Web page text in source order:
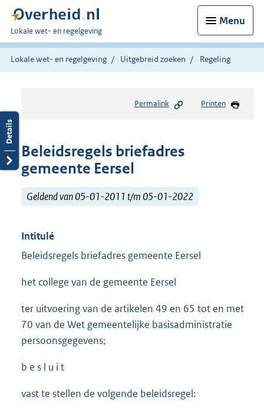
Menu
U
bent
hier:
Lokale wet- en regelgeving
Lokale wet- en regelgeving Uitgebreid zoeken Regeling
Permalink Printen
Beleidsregels briefadres
gemeente Eersel
Geldend van 05-01-2011 t/m 05-01-2022
Intitulé
Beleidsregels briefadres gemeente Eersel
het college van de gemeente Eersel
ter uitvoering van de artikelen 49 en 65 tot en met
70 van de Wet gemeentelijke basisadministratie
persoonsgegevens;
b e s l u i t
vast te stellen de volgende beleidsregel: